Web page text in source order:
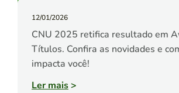
12/01/2026
CNU 2025 retifica resultado em
Títulos. Confira as novidades e
impacta você!
Ler mais>